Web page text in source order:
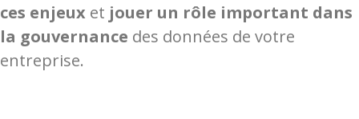
ces enjeux et jouer un rôle important dans
la gouvernance des données de votre
entreprise.